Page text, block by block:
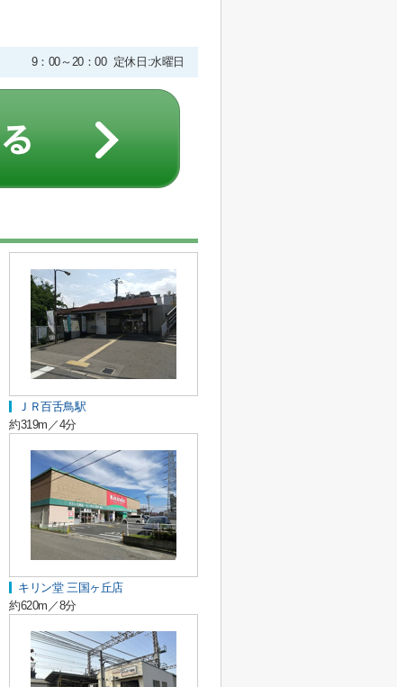
9：00～20：00 定休日:水曜日
ＪＲ百舌鳥駅
約319m／4分
キリン堂 三国ヶ丘店
約620m／8分